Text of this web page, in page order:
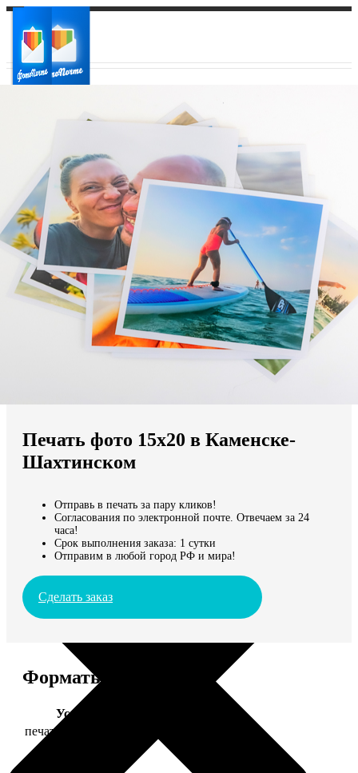
Ваш регион доставки
Выберите из списка:
Мы доставляем по всему миру
Продолжить без города
Печать фото 15х20 в Каменске-
Шахтинском
Отправь в печать за пару кликов!
Согласования по электронной почте. Отвечаем за 24
часа!
Срок выполнения заказа: 1 сутки
Отправим в любой город РФ и мира!
Сделать заказ
Форматы и цены
Услуга
печать фото 15х20